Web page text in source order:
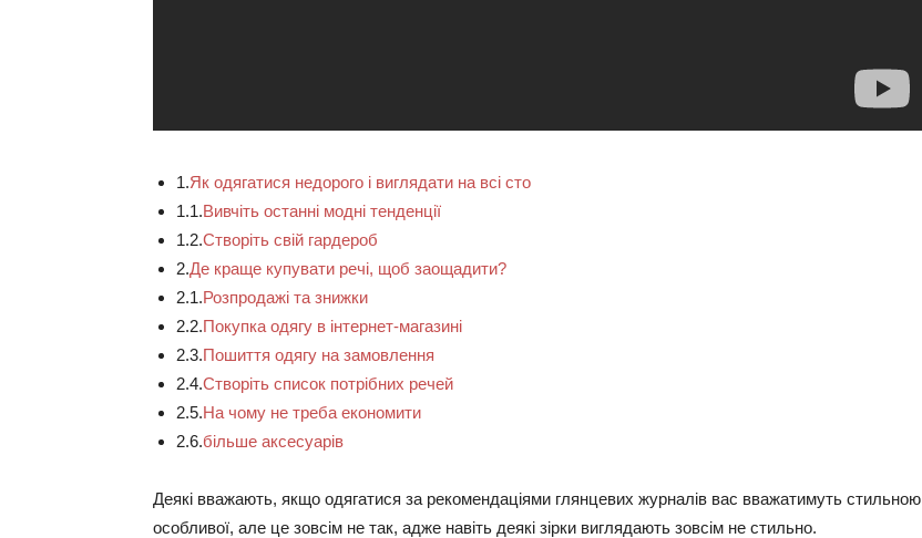
1.Як одягатися недорого і виглядати на всі сто
1.1.Вивчіть останні модні тенденції
1.2.Створіть свій гардероб
2.Де краще купувати речі, щоб заощадити?
2.1.Розпродажі та знижки
2.2.Покупка одягу в інтернет-магазині
2.3.Пошиття одягу на замовлення
2.4.Створіть список потрібних речей
2.5.На чому не треба економити
2.6.більше аксесуарів
Деякі вважають, якщо одягатися за рекомендаціями глянцевих журналів вас вважатимуть стильною
особливої, але це зовсім не так, адже навіть деякі зірки виглядають зовсім не стильно.